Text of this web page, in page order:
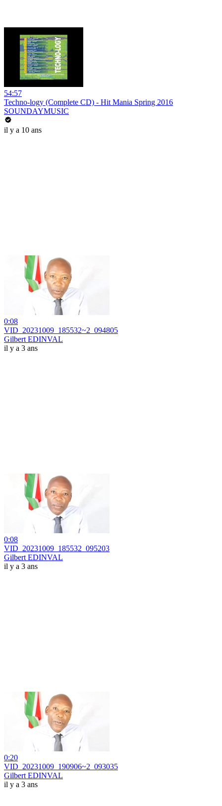
54:57
Techno-logy (Complete CD) - Hit Mania Spring 2016
SOUNDAYMUSIC
il y a 10 ans
0:08
VID_20231009_185532~2_094805
Gilbert EDINVAL
il y a 3 ans
0:08
VID_20231009_185532_095203
Gilbert EDINVAL
il y a 3 ans
0:20
VID_20231009_190906~2_093035
Gilbert EDINVAL
il y a 3 ans